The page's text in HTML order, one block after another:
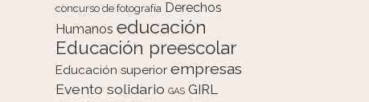
concurso de fotografía Derechos
Humanos educación
Educación preescolar
Educación superior empresas
Evento solidario GAS GIRL